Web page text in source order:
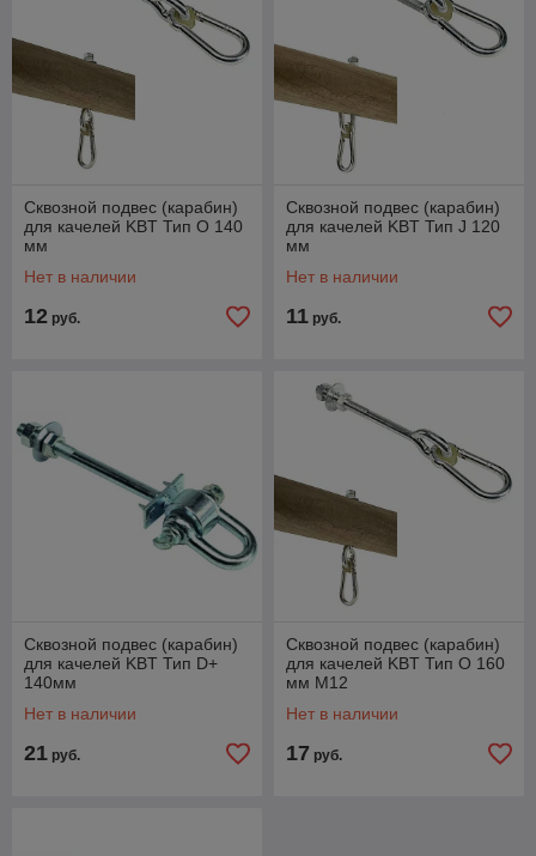
Сквозной подвес (карабин)
для качелей KBT Тип О 140
мм
Нет в наличии
12 руб.
Сквозной подвес (карабин)
для качелей KBT Тип J 120
мм
Нет в наличии
11 руб.
Сквозной подвес (карабин)
для качелей KBT Тип D+
140мм
Нет в наличии
21 руб.
Сквозной подвес (карабин)
для качелей KBT Тип О 160
мм М12
Нет в наличии
17 руб.